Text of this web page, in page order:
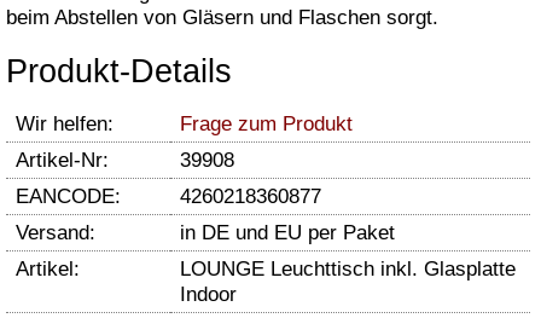
beim Abstellen von Gläsern und Flaschen sorgt.
Produkt-Details
Wir helfen:
Frage zum Produkt
Artikel-Nr:
39908
EANCODE:
4260218360877
Versand:
in DE und EU per Paket
Artikel:
LOUNGE Leuchttisch inkl. Glasplatte
Indoor